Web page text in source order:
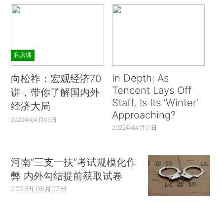
私房课
向松祚：宏观经济70
讲，带你了解国内外
经济大局
2022年04月06日
In Depth: As
Tencent Lays Off
Staff, Is Its ‘Winter’
Approaching?
2022年04月01日
河南“三支一扶”考试规模化作
弊 内外勾结提前获取试卷
2026年08月07日